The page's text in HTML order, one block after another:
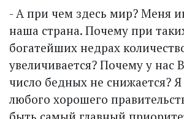
- А при чем здесь мир? Меня
наша страна. Почему при
богатейших недрах
увеличивается? Почему у нас
число бедных не снижается?
любого хорошего